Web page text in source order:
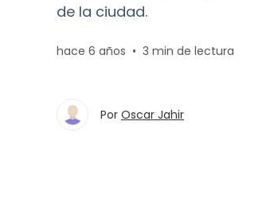
de la ciudad.
hace 6 años • 3 min de lectura
Por Oscar Jahir